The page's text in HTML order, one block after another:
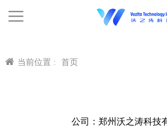
当前位置 : 首页
公司：郑州沃之涛科技